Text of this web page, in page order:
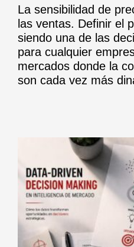
La sensibilidad de
las ventas. Definir el
siendo una de las
para cualquier
mercados donde la
son cada vez más